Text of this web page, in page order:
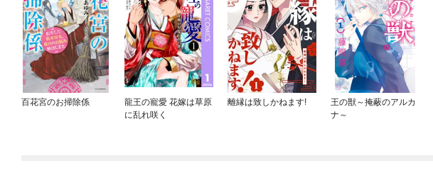
百花宮のお掃除係
龍王の寵愛 花嫁は草原
に乱れ咲く
離縁は致しかねます!
王の獣～掩蔽のアルカ
ナ～